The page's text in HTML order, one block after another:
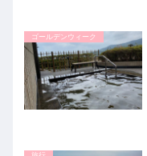
ゴールデンウィーク